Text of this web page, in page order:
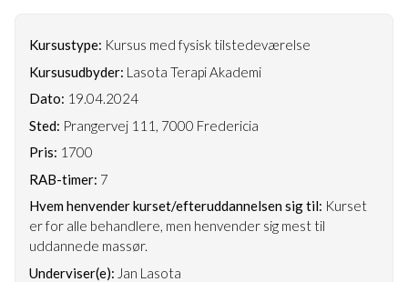
Kursustype: Kursus med fysisk tilstedeværelse
Kursusudbyder: Lasota Terapi Akademi
Dato: 19.04.2024
Sted: Prangervej 111, 7000 Fredericia
Pris: 1700
RAB-timer: 7
Hvem henvender kurset/efteruddannelsen sig til: Kurset
er for alle behandlere, men henvender sig mest til
uddannede massør.
Underviser(e): Jan Lasota